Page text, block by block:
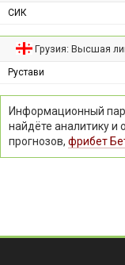
СИК
Грузия: Высшая
Рустави
Информационный
найдёте аналитику и
прогнозов, фрибет